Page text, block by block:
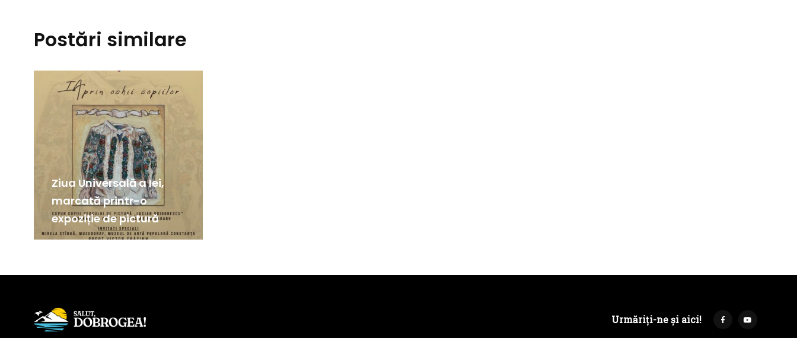
Postări similare
Ziua Universală a Iei,
marcată printr-o
expoziție de pictură
Urmăriți-ne și aici!